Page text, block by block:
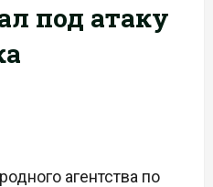
под атаку
агентства по